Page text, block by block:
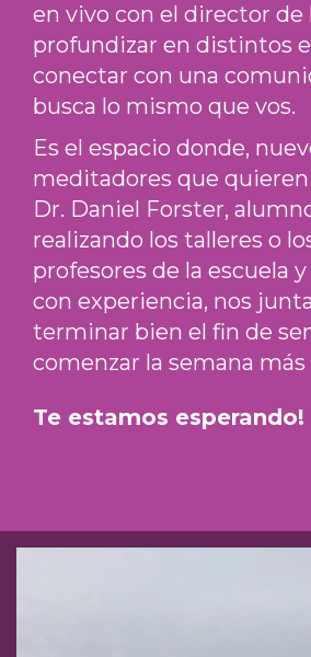
en vivo con el director de
profundizar en distintos
conectar con una
busca lo mismo que vos.
Es el espacio donde,
meditadores que quieren
Dr. Daniel Forster,
realizando los talleres o
profesores de la escuela
con experiencia, nos
terminar bien el fin de
comenzar la semana
Te estamos esperando!